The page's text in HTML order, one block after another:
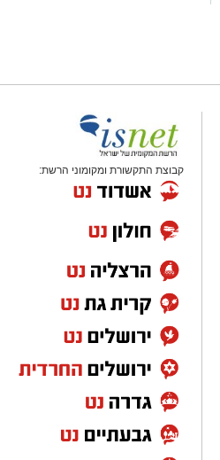
קבוצת התקשורת ומקומוני הרשת: